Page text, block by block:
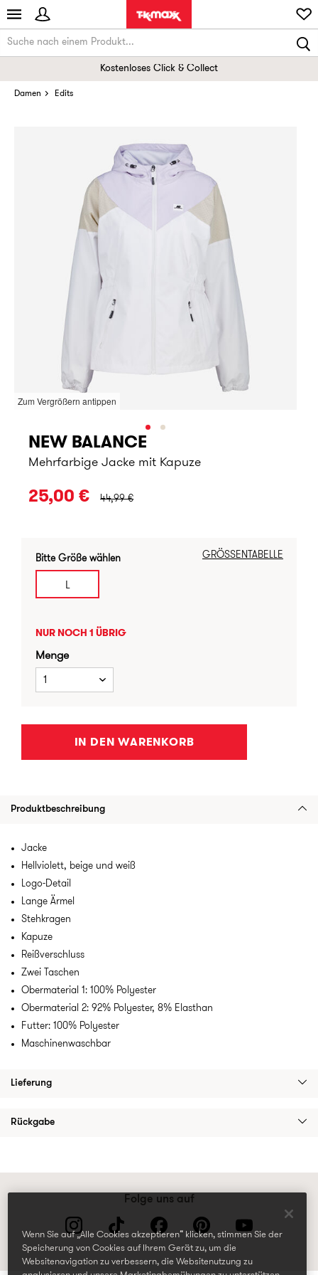
Kostenloses Click & Collect
Damen Edits
Zum Vergrößern antippen
NEW BALANCE
Mehrfarbige Jacke mit Kapuze
25,00 € URSPRÜNGLICHER PREIS:
44,99 €
GRÖSSENTABELLE
Bitte Größe wählen
L
NUR NOCH 1 ÜBRIG
Menge
1
IN DEN WARENKORB
Produktbeschreibung
Jacke
Hellviolett, beige und weiß
Logo-Detail
Lange Ärmel
Stehkragen
Kapuze
Reißverschluss
Zwei Taschen
Obermaterial 1: 100% Polyester
Obermaterial 2: 92% Polyester, 8% Elasthan
Futter: 100% Polyester
Maschinenwaschbar
Lieferung
Rückgabe
Folge uns auf
Wenn Sie auf „Alle Cookies akzeptieren“ klicken, stimmen Sie der
Speicherung von Cookies auf Ihrem Gerät zu, um die
Websitenavigation zu verbessern, die Websitenutzung zu